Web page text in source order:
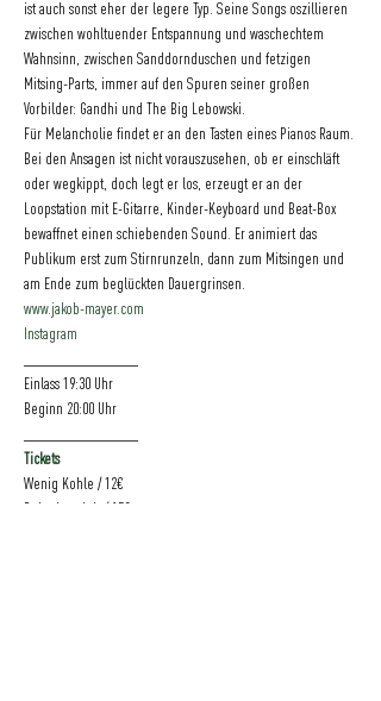
ist auch sonst eher der legere Typ. Seine Songs oszillieren
zwischen wohltuender Entspannung und waschechtem
Wahnsinn, zwischen Sanddornduschen und fetzigen
Mitsing-Parts, immer auf den Spuren seiner großen
Vorbilder: Gandhi und The Big Lebowski.
Für Melancholie findet er an den Tasten eines Pianos Raum.
Bei den Ansagen ist nicht vorauszusehen, ob er einschläft
oder wegkippt, doch legt er los, erzeugt er an der
Loopstation mit E-Gitarre, Kinder-Keyboard und Beat-Box
bewaffnet einen schiebenden Sound. Er animiert das
Publikum erst zum Stirnrunzeln, dann zum Mitsingen und
am Ende zum beglückten Dauergrinsen.
www.jakob-mayer.com
Instagram
Einlass 19:30 Uhr
Beginn 20:00 Uhr
Tickets
Wenig Kohle / 12€